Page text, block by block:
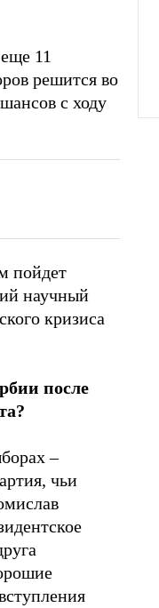
11
решится во
с ходу
пойдет
научный
кризиса
после
–
чьи